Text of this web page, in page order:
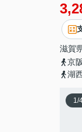
滋賀
京
湖
1/